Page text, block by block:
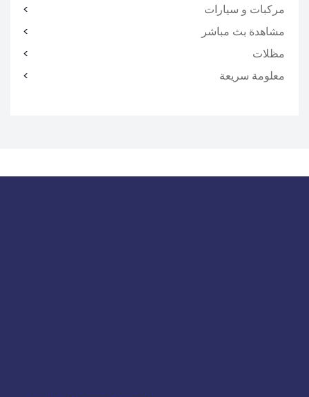
مركبات و سيارات
مشاهدة بث مباشر
مظلات
معلومة سريعة